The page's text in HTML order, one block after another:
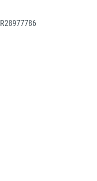
R28977786